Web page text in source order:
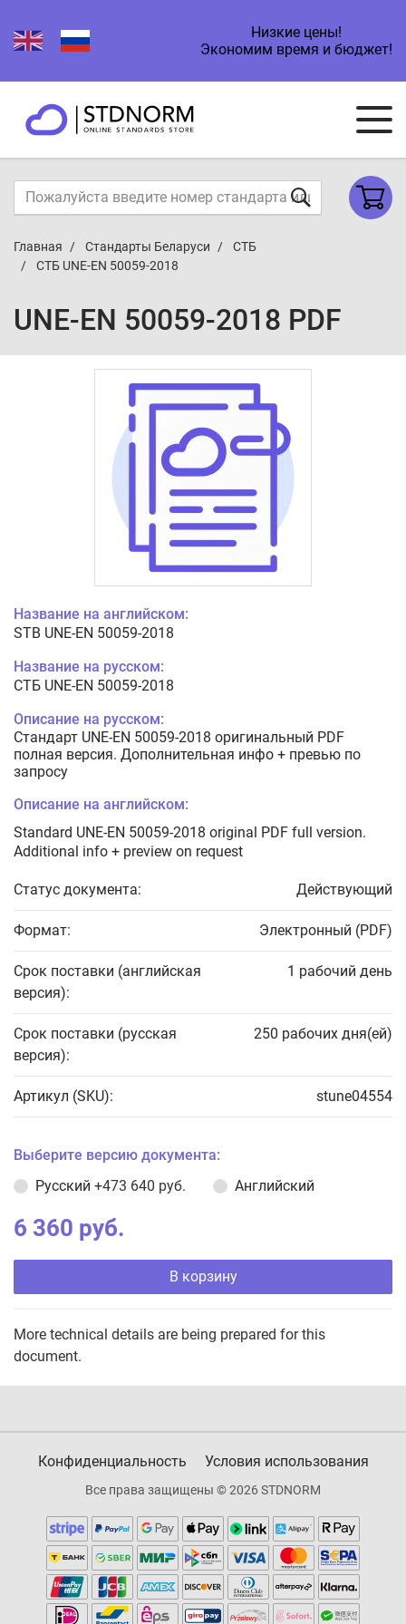
Низкие цены!
Экономим время и бюджет!
Главная Стандарты Беларуси
СТБ
СТБ UNE-EN 50059-2018
UNE-EN 50059-2018 PDF
Название на английском:
STB UNE-EN 50059-2018
Название на русском:
СТБ UNE-EN 50059-2018
Описание на русском:
Стандарт UNE-EN 50059-2018 оригинальный PDF
полная версия. Дополнительная инфо + превью по
запросу
Описание на английском:
Standard UNE-EN 50059-2018 original PDF full version.
Additional info + preview on request
Статус документа: Действующий
Формат: Электронный (PDF)
Срок поставки (английская
версия):
1 рабочий день
Срок поставки (русская
версия):
250 рабочих дня(ей)
Артикул (SKU): stune04554
Выберите версию документа:
Русский +473 640 руб. Английский
6 360 руб.
В корзину
More technical details are being prepared for this
document.
Конфиденциальность Условия использования
Все права защищены © 2026 STDNORM